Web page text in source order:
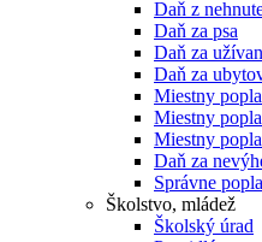
Daň z
Daň za psa
Daň za
Daň za
Miestny
Miestny
Miestny
Daň za
Správne
Školstvo, mládež
Školský úrad